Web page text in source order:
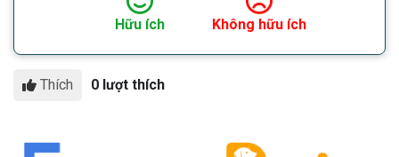
Hữu ích Không hữu ích
Thích 0 lượt thích